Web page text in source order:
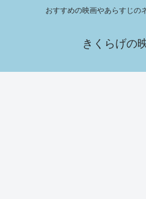
おすすめの映画やあらすじの
きくらげの